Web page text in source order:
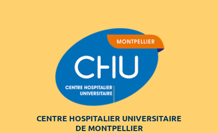
CENTRE HOSPITALIER UNIVERSITAIRE
DE MONTPELLIER